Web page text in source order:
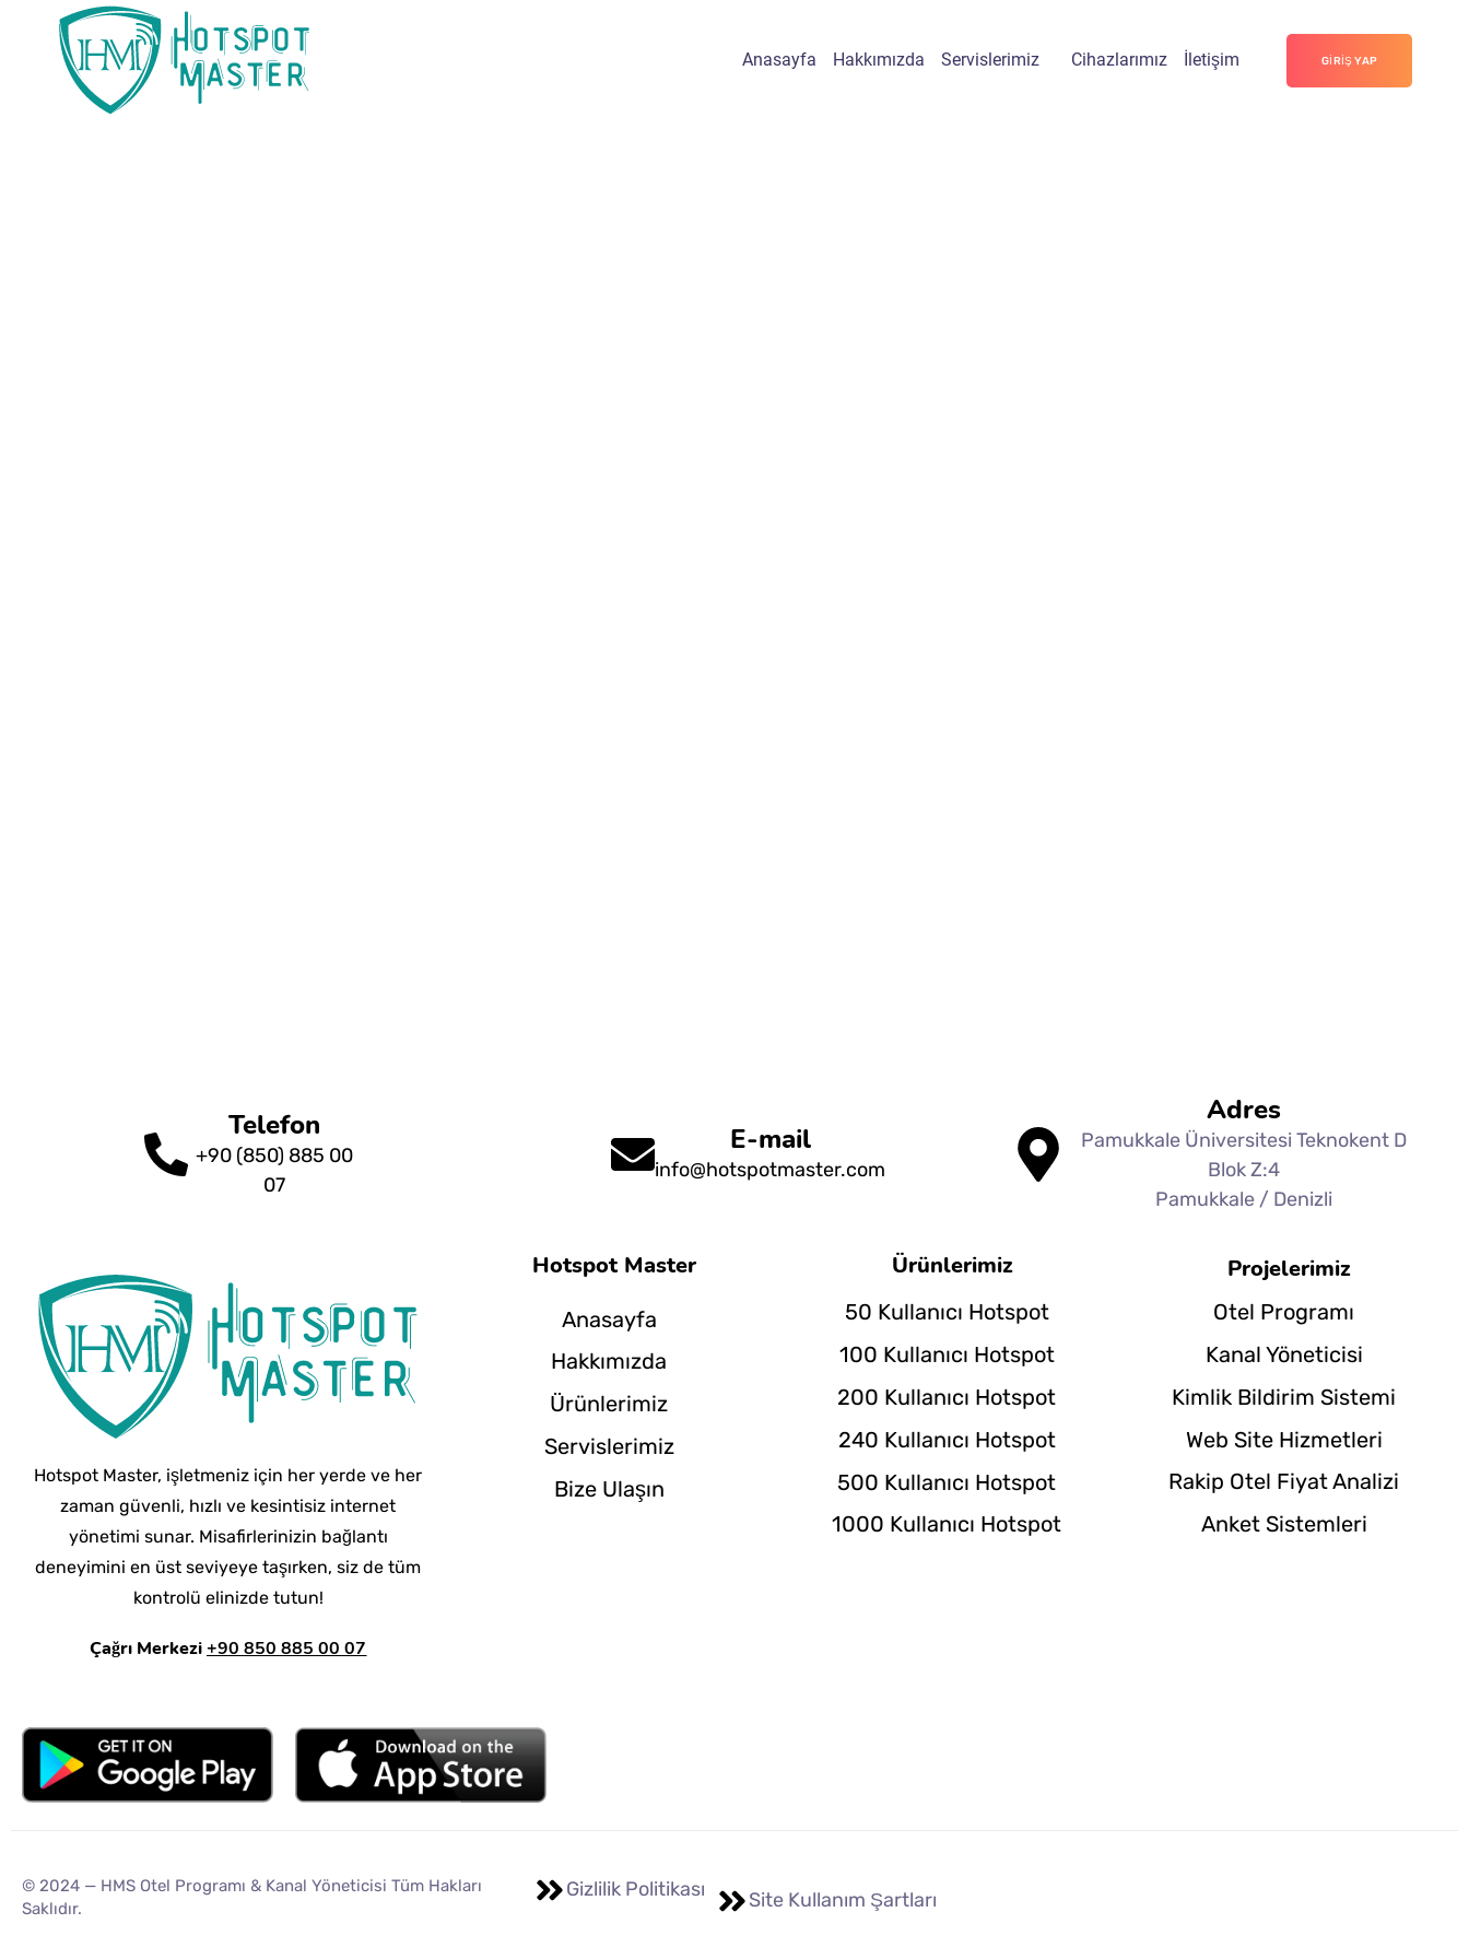
Anasayfa Hakkımızda Servislerimiz Cihazlarımız İletişim GIRIŞ YAP
Telefon
+90 (850) 885 00
07
E-mail
info@hotspotmaster.com
Adres
Pamukkale Üniversitesi Teknokent D
Blok Z:4
Pamukkale / Denizli
Hotspot Master, işletmeniz için her yerde ve her
zaman güvenli, hızlı ve kesintisiz internet
yönetimi sunar. Misafirlerinizin bağlantı
deneyimini en üst seviyeye taşırken, siz de tüm
kontrolü elinizde tutun!
Çağrı Merkezi+90 850 885 00 07
Hotspot Master
Anasayfa
Hakkımızda
Ürünlerimiz
Servislerimiz
Bize Ulaşın
Ürünlerimiz
50 Kullanıcı Hotspot
100 Kullanıcı Hotspot
200 Kullanıcı Hotspot
240 Kullanıcı Hotspot
500 Kullanıcı Hotspot
1000 Kullanıcı Hotspot
Projelerimiz
Otel Programı
Kanal Yöneticisi
Kimlik Bildirim Sistemi
Web Site Hizmetleri
Rakip Otel Fiyat Analizi
Anket Sistemleri
© 2024 — HMS Otel Programı & Kanal Yöneticisi Tüm Hakları
Saklıdır.
Gizlilik Politikası Site Kullanım Şartları